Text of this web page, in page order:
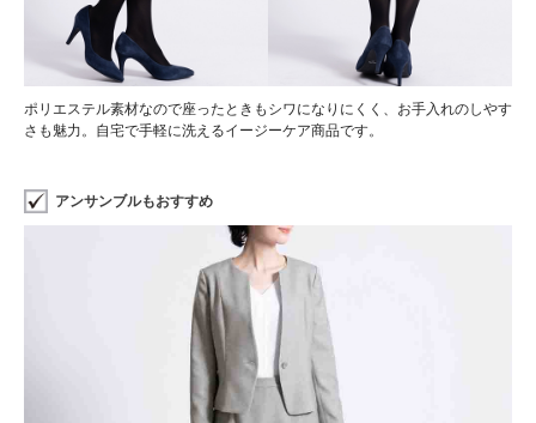
ポリエステル素材なので座ったときもシワになりにくく、お手入れのしやす
さも魅力。自宅で手軽に洗えるイージーケア商品です。
アンサンブルもおすすめ